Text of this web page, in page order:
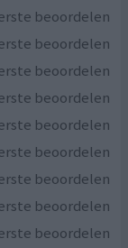
beoordelen
beoordelen
beoordelen
beoordelen
beoordelen
beoordelen
beoordelen
beoordelen
beoordelen